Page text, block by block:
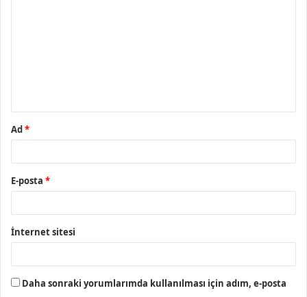
Ad*
E-posta *
İnternet sitesi
Daha sonraki yorumlarımda kullanılması için adım, e-posta